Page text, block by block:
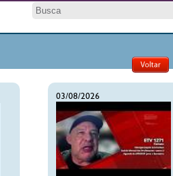
03/08/2026